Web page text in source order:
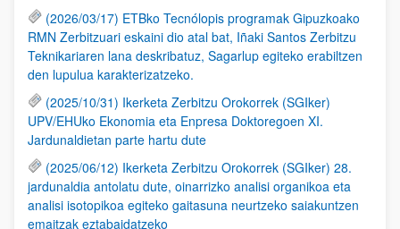
(2026/03/17) ETBko Tecnólopis programak Gipuzkoako
RMN Zerbitzuari eskaini dio atal bat, Iñaki Santos Zerbitzu
Teknikariaren lana deskribatuz, Sagarlup egiteko erabiltzen
den lupulua karakterizatzeko.
(2025/10/31) Ikerketa Zerbitzu Orokorrek (SGIker)
UPV/EHUko Ekonomia eta Enpresa Doktoregoen XI.
Jardunaldietan parte hartu dute
(2025/06/12) Ikerketa Zerbitzu Orokorrek (SGIker) 28.
jardunaldia antolatu dute, oinarrizko analisi organikoa eta
analisi isotopikoa egiteko gaitasuna neurtzeko saiakuntzen
emaitzak eztabaidatzeko